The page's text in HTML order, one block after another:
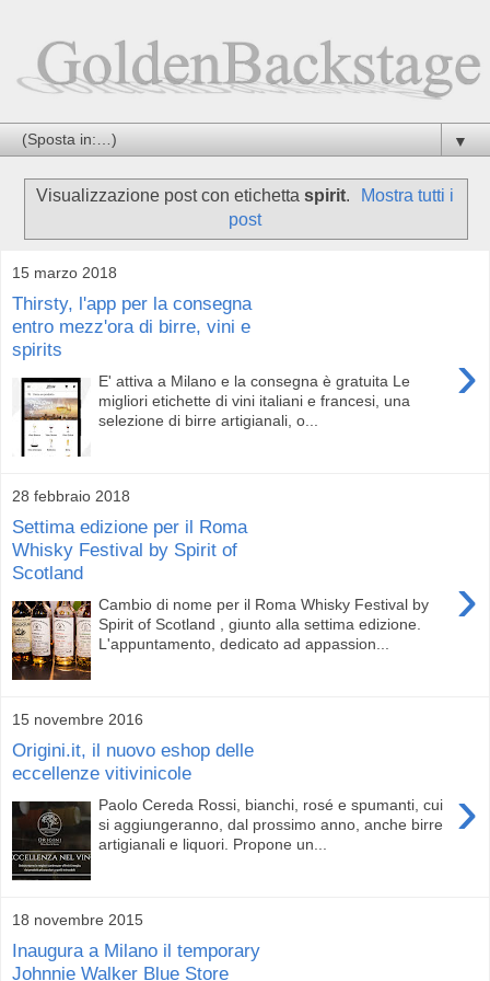
▼
Visualizzazione post con etichetta spirit.
Mostra tutti i
post
15 marzo 2018
Thirsty, l'app per la consegna
entro mezz'ora di birre, vini e
spirits
›
E' attiva a Milano e la consegna è gratuita Le
migliori etichette di vini italiani e francesi, una
selezione di birre artigianali, o...
28 febbraio 2018
Settima edizione per il Roma
Whisky Festival by Spirit of
Scotland
›
Cambio di nome per il Roma Whisky Festival by
Spirit of Scotland , giunto alla settima edizione.
L'appuntamento, dedicato ad appassion...
15 novembre 2016
Origini.it, il nuovo eshop delle
eccellenze vitivinicole
›
Paolo Cereda Rossi, bianchi, rosé e spumanti, cui
si aggiungeranno, dal prossimo anno, anche birre
artigianali e liquori. Propone un...
18 novembre 2015
Inaugura a Milano il temporary
Johnnie Walker Blue Store